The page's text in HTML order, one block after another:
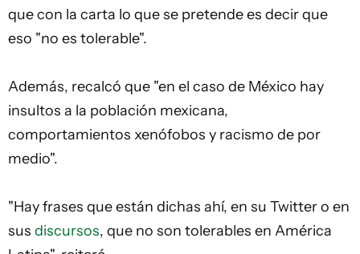
que con la carta lo que se pretende es decir que
eso "no es tolerable".
Además, recalcó que "en el caso de México hay
insultos a la población mexicana,
comportamientos xenófobos y racismo de por
medio".
"Hay frases que están dichas ahí, en su Twitter o en
sus discursos, que no son tolerables en América